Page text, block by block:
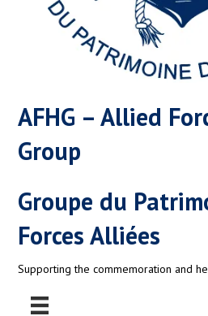
AFHG – Allied
Group
Groupe du
Forces Alliées
Supporting the commemoration and